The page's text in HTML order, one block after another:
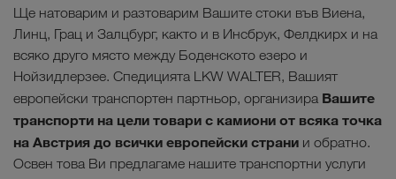
Ще натоварим и разтоварим Вашите стоки във Виена,
Линц, Грац и Залцбург, както и в Инсбрук, Фелдкирх и на
всяко друго място между Боденското езеро и
Нойзидлерзее. Спедицията LKW WALTER, Вашият
европейски транспортен партньор, организира Вашите
транспорти на цели товари с камиони от всяка точка
на Австрия до всички европейски страни и обратно.
Освен това Ви предлагаме нашите транспортни услуги